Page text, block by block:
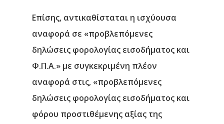
Επίσης, αντικαθίσταται η ισχύουσα
αναφορά σε «προβλεπόμενες
δηλώσεις φορολογίας εισοδήματος και
Φ.Π.Α.» με συγκεκριμένη πλέον
αναφορά στις, «προβλεπόμενες
δηλώσεις φορολογίας εισοδήματος και
φόρου προστιθέμενης αξίας της